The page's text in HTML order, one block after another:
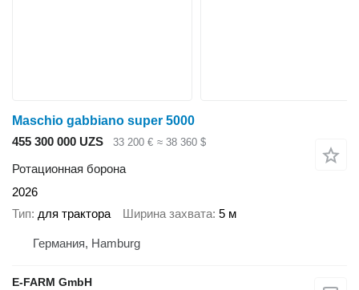
Maschio gabbiano super 5000
455 300 000 UZS
33 200 € ≈ 38 360 $
Ротационная борона
2026
Тип для трактора Ширина захвата 5 м
Германия, Hamburg
E-FARM GmbH